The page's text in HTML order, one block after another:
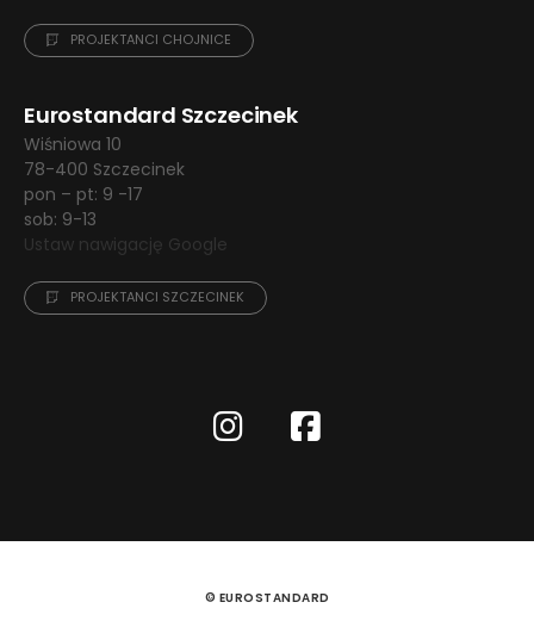
PROJEKTANCI CHOJNICE
Eurostandard Szczecinek
Wiśniowa 10
78-400 Szczecinek
pon – pt: 9 -17
sob: 9-13
Ustaw nawigację Google
PROJEKTANCI SZCZECINEK
© EUROSTANDARD